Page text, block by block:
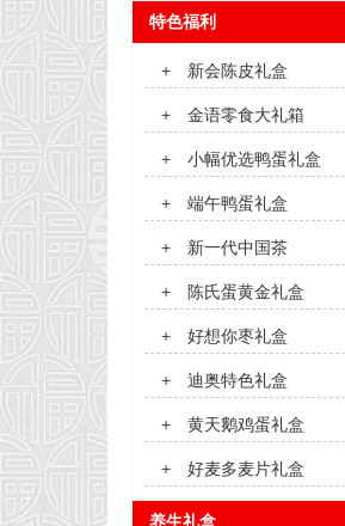
特色福利
+ 新会陈皮礼盒
+ 金语零食大礼箱
+ 小幅优选鸭蛋礼盒
+ 端午鸭蛋礼盒
+ 新一代中国茶
+ 陈氏蛋黄金礼盒
+ 好想你枣礼盒
+ 迪奥特色礼盒
+ 黄天鹅鸡蛋礼盒
+ 好麦多麦片礼盒
养生礼盒